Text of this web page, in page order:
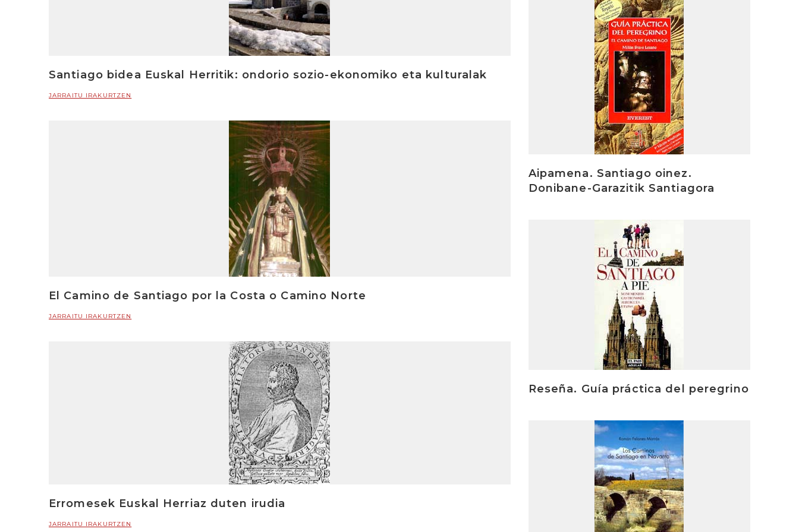
Santiago bidea Euskal Herritik: ondorio sozio-ekonomiko eta kulturalak
JARRAITU IRAKURTZEN
El Camino de Santiago por la Costa o Camino Norte
JARRAITU IRAKURTZEN
Erromesek Euskal Herriaz duten irudia
JARRAITU IRAKURTZEN
Aipamena. Santiago oinez.
Donibane-Garazitik Santiagora
Reseña. Guía práctica del peregrino